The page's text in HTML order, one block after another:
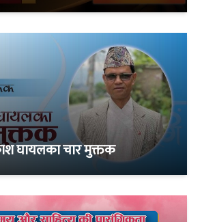
घायलका चार मुक्तक